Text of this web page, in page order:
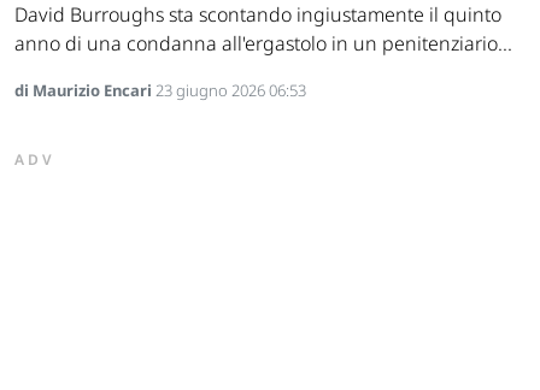
David Burroughs sta scontando ingiustamente il quinto
anno di una condanna all'ergastolo in un penitenziario...
di Maurizio Encari 23 giugno 2026 06:53
ADV